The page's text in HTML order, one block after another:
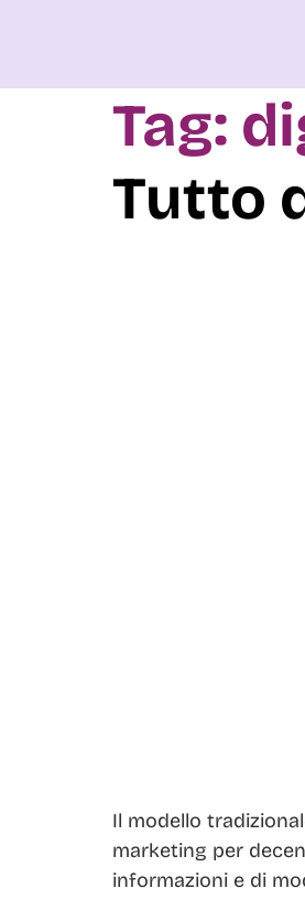
Tag:
Tutto
Il modello
marketing per
informazioni e di